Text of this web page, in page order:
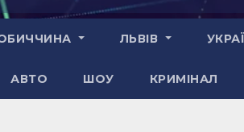
ЛЬВІВ
АВТО ШОУ КРИМІНАЛ